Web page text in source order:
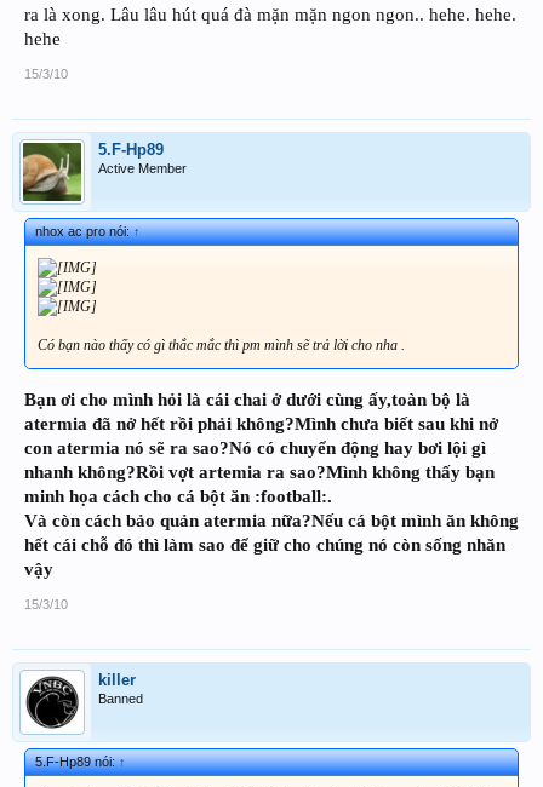
ra là xong. Lâu lâu hút quá đà mặn mặn ngon ngon.. hehe. hehe.
hehe
15/3/10
5.F-Hp89
Active Member
nhox ac pro nói:↑
Có bạn nào thấy có gì thắc mắc thì pm mình sẽ trả lời cho nha .
Bạn ơi cho mình hỏi là cái chai ở dưới cùng ấy,toàn bộ là
atermia đã nở hết rồi phải không?Mình chưa biết sau khi nở
con atermia nó sẽ ra sao?Nó có chuyển động hay bơi lội gì
nhanh không?Rồi vợt artemia ra sao?Mình không thấy bạn
minh họa cách cho cá bột ăn :football:.
Và còn cách bảo quản atermia nữa?Nếu cá bột mình ăn không
hết cái chỗ đó thì làm sao để giữ cho chúng nó còn sống nhăn
vậy
15/3/10
killer
Banned
5.F-Hp89 nói:↑